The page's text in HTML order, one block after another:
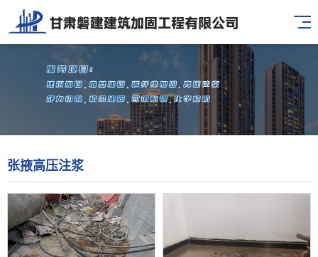
张掖高压注浆